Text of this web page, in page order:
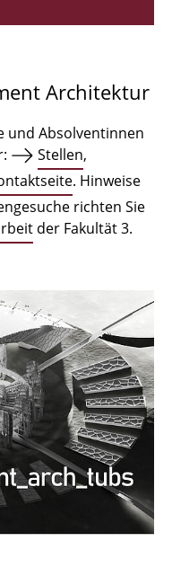
Architektur
und Absolventinnen
Stellen,
. Hinweise
richten Sie
der Fakultät 3.